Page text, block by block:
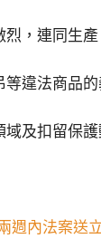
，連同生產
違法商品
及扣留保護
週內法案送